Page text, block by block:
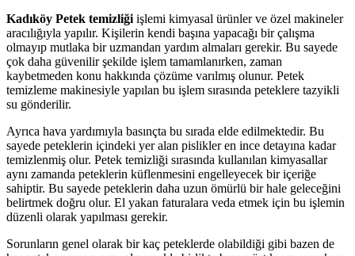
Kadıköy Petek temizliğiişlemi kimyasal ürünler ve özel makineler
aracılığıyla yapılır. Kişilerin kendi başına yapacağı bir çalışma
olmayıp mutlaka bir uzmandan yardım almaları gerekir. Bu sayede
çok daha güvenilir şekilde işlem tamamlanırken, zaman
kaybetmeden konu hakkında çözüme varılmış olunur. Petek
temizleme makinesiyle yapılan bu işlem sırasında peteklere tazyikli
su gönderilir.
Ayrıca hava yardımıyla basınçta bu sırada elde edilmektedir. Bu
sayede peteklerin içindeki yer alan pislikler en ince detayına kadar
temizlenmiş olur. Petek temizliği sırasında kullanılan kimyasallar
aynı zamanda peteklerin küflenmesini engelleyecek bir içeriğe
sahiptir. Bu sayede peteklerin daha uzun ömürlü bir hale geleceğini
belirtmek doğru olur. El yakan faturalara veda etmek için bu işlemin
düzenli olarak yapılması gerekir.
Sorunların genel olarak bir kaç peteklerde olabildiği gibi bazen de